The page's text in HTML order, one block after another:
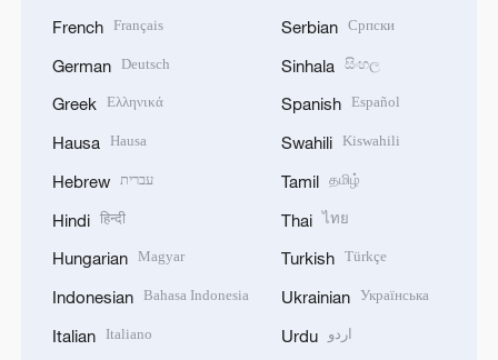
French Français
German Deutsch
Greek Ελληνικά
Hausa Hausa
Hebrew עברית
Hindi हिन्दी
Hungarian Magyar
Indonesian Bahasa Indonesia
Italian Italiano
Serbian Српски
Sinhala සිංහල
Spanish Español
Swahili Kiswahili
Tamil தமிழ்
Thai ไทย
Turkish Türkçe
Ukrainian Українська
Urdu اردو